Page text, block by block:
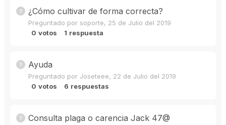
¿Cómo cultivar de forma correcta?
Preguntado por soporte, 25 de Julio del 2019
0 votos 1 respuesta
Ayuda
Preguntado por Joseteee, 22 de Julio del 2019
0 votos 6 respuestas
Consulta plaga o carencia Jack 47@